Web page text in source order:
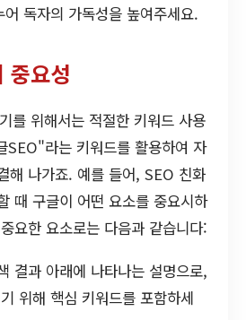
어 독자의 가독성을 높여주세요.
중요성
를 위해서는 적절한 키워드 사용
SEO"라는 키워드를 활용하여 자
해 나가죠. 예를 들어, SEO 친화
때 구글이 어떤 요소를 중요시하
요한 요소로는 다음과 같습니다:
결과 아래에 나타나는 설명으로,
위해 핵심 키워드를 포함하세